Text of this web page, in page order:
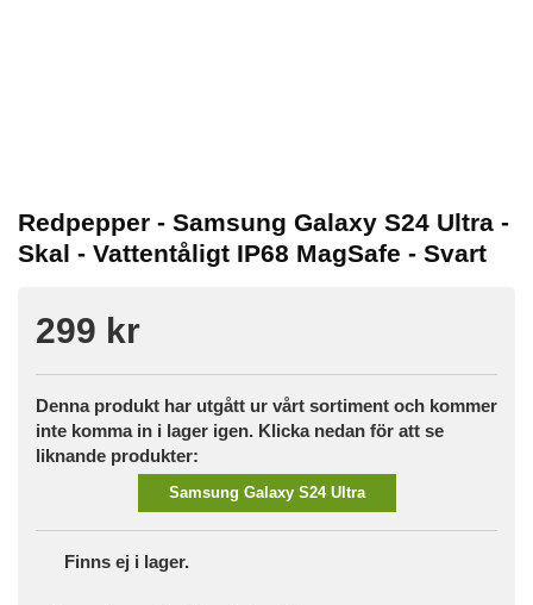
Redpepper - Samsung Galaxy S24 Ultra -
Skal - Vattentåligt IP68 MagSafe - Svart
299 kr
Denna produkt har utgått ur vårt sortiment och kommer
inte komma in i lager igen. Klicka nedan för att se
liknande produkter:
Samsung Galaxy S24 Ultra
Finns ej i lager.